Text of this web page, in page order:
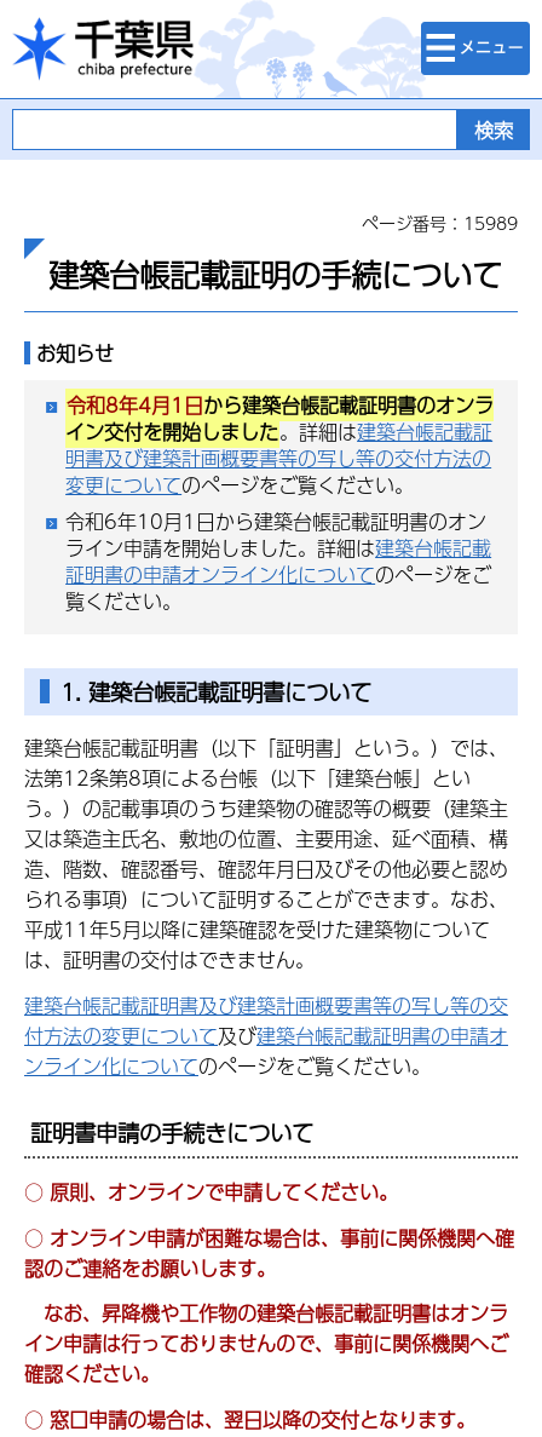
千葉県
検索・メニュ
ー
ページ番号：15989
建築台帳記載証明の手続について
お知らせ
令和8年4月1日から建築台帳記載証明書のオンラ
イン交付を開始しました。詳細は建築台帳記載証
明書及び建築計画概要書等の写し等の交付方法の
変更についてのページをご覧ください。
令和6年10月1日から建築台帳記載証明書のオン
ライン申請を開始しました。詳細は建築台帳記載
証明書の申請オンライン化についてのページをご
覧ください。
1. 建築台帳記載証明書について
建築台帳記載証明書（以下「証明書」という。）では、
法第12条第8項による台帳（以下「建築台帳」とい
う。）の記載事項のうち建築物の確認等の概要（建築主
又は築造主氏名、敷地の位置、主要用途、延べ面積、構
造、階数、確認番号、確認年月日及びその他必要と認め
られる事項）について証明することができます。なお、
平成11年5月以降に建築確認を受けた建築物について
は、証明書の交付はできません。
建築台帳記載証明書及び建築計画概要書等の写し等の交
付方法の変更について及び建築台帳記載証明書の申請オ
ンライン化についてのページをご覧ください。
証明書申請の手続きについて
○ 原則、オンラインで申請してください。
○ オンライン申請が困難な場合は、 事前に関係機関へ確
認のご連絡をお願いします。
なお、昇降機や工作物の建築台帳記載証明書はオンラ
イン申請は行っておりませんので、事前に関係機関へご
確認ください。
○ 窓口申請の場合は、翌日以降の交付となります。